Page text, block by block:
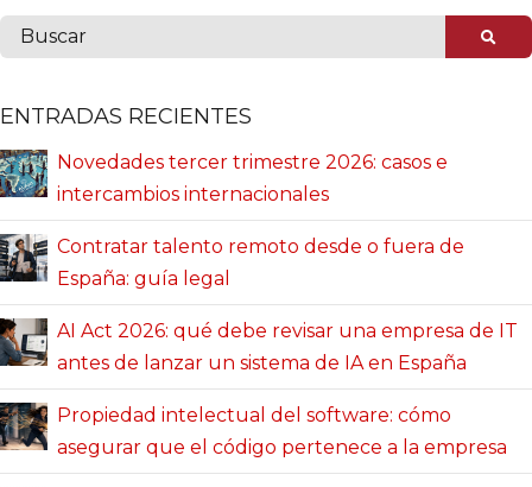
ENTRADAS RECIENTES
Novedades tercer trimestre 2026: casos e
intercambios internacionales
Contratar talento remoto desde o fuera de
España: guía legal
AI Act 2026: qué debe revisar una empresa de IT
antes de lanzar un sistema de IA en España
Propiedad intelectual del software: cómo
asegurar que el código pertenece a la empresa